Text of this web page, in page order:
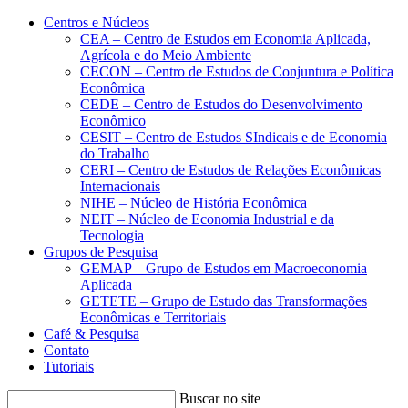
Conteúdo principal Menu principal
Centros e Núcleos
CEA – Centro de Estudos em Economia Aplicada,
Agrícola e do Meio Ambiente
CECON – Centro de Estudos de Conjuntura e Política
Econômica
CEDE – Centro de Estudos do Desenvolvimento
Econômico
CESIT – Centro de Estudos SIndicais e de Economia
do Trabalho
CERI – Centro de Estudos de Relações Econômicas
Internacionais
NIHE – Núcleo de História Econômica
NEIT – Núcleo de Economia Industrial e da
Tecnologia
Grupos de Pesquisa
GEMAP – Grupo de Estudos em Macroeconomia
Aplicada
GETETE – Grupo de Estudo das Transformações
Econômicas e Territoriais
Café & Pesquisa
Contato
Tutoriais
Buscar no site